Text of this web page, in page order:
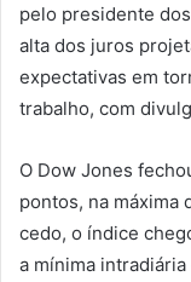
pelo presidente
alta dos juros
expectativas em
trabalho, com
O Dow Jones
pontos, na máxima
cedo, o índice
a mínima